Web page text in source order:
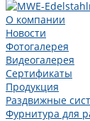
О компании
Новости
Фотогалерея
Видеогалерея
Сертификаты
Продукция
Раздвижные
Фурнитура для